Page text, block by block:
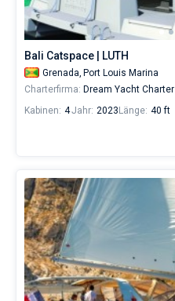
Bali Catspace | LUTH
Grenada, Port Louis Marina
Charterfirma: Dream Yacht Charter
Kabinen: 4Jahr: 2023 Länge: 40 ft